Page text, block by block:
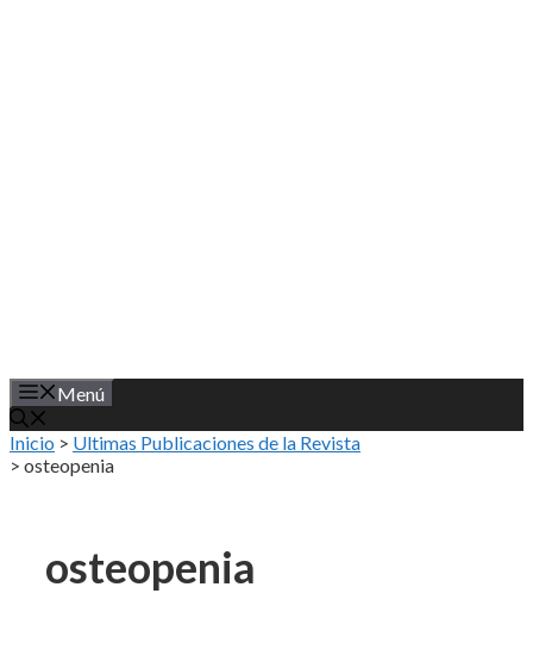
Menú
Inicio > Ultimas Publicaciones de la Revista
> osteopenia
osteopenia